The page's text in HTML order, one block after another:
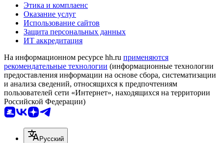
Этика и комплаенс
Оказание услуг
Использование сайтов
Защита персональных данных
ИТ аккредитация
На информационном ресурсе hh.ru применяются
рекомендательные технологии (информационные технологии
предоставления информации на основе сбора, систематизации
и анализа сведений, относящихся к предпочтениям
пользователей сети «Интернет», находящихся на территории
Российской Федерации)
Русский